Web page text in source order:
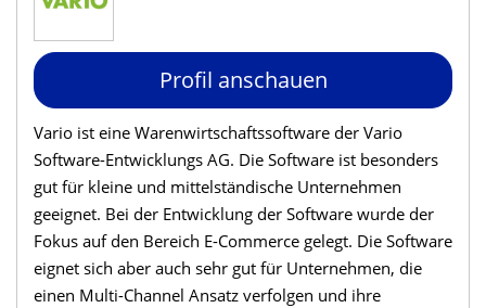
Profil anschauen
Vario ist eine Warenwirtschaftssoftware der Vario
Software-Entwicklungs AG. Die Software ist besonders
gut für kleine und mittelständische Unternehmen
geeignet. Bei der Entwicklung der Software wurde der
Fokus auf den Bereich E-Commerce gelegt. Die Software
eignet sich aber auch sehr gut für Unternehmen, die
einen Multi-Channel Ansatz verfolgen und ihre